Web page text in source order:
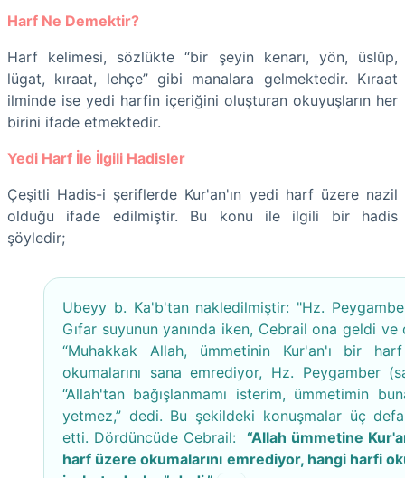
Harf Ne Demektir?
Harf kelimesi, sözlükte “bir şeyin kenarı, yön, üslûp,
lügat, kıraat, lehçe” gibi manalara gelmektedir. Kıraat
ilminde ise yedi harfin içeriğini oluşturan okuyuşların her
birini ifade etmektedir.
Yedi Harf İle İlgili Hadisler
Çeşitli Hadis-i şeriflerde Kur'an'ın yedi harf üzere nazil
olduğu ifade edilmiştir. Bu konu ile ilgili bir hadis
şöyledir;
Ubeyy b. Ka'b'tan nakledilmiştir: "Hz.
Gıfar suyunun yanında iken, Cebrail ona geldi ve
“Muhakkak Allah, ümmetinin Kur'an'ı bir
okumalarını sana emrediyor, Hz. Peygamber
“Allah'tan bağışlanmamı isterim, ümmetimin
yetmez,” dedi. Bu şekildeki konuşmalar üç
etti. Dördüncüde Cebrail: “Allah ümmetine
harf üzere okumalarını emrediyor, hangi harfi